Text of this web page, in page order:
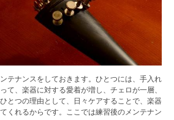
テナンスをしておきます。ひとつには、手入れ
て、楽器に対する愛着が増し、チェロが一層、
とつの理由として、日々ケアすることで、楽器
くれるからです。ここでは練習後のメンテナン